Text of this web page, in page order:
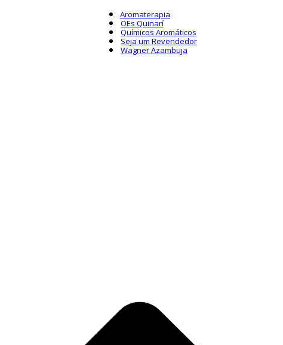
Aromaterapia
OEs Quinarí
Químicos Aromáticos
Seja um Revendedor
Wagner Azambuja